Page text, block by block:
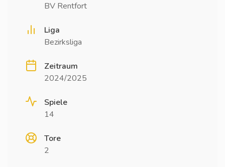
BV Rentfort
Liga
Bezirksliga
Zeitraum
2024/2025
Spiele
14
Tore
2